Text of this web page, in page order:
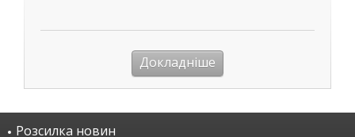
Докладніше
Розсилка новин